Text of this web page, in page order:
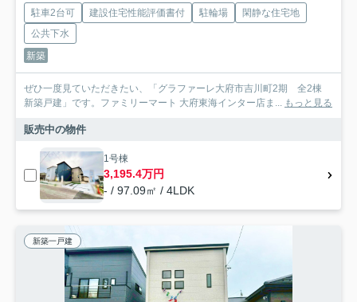
駐車2台可 建設住宅性能評価書付 駐輪場
閑静な住宅地
公共下水
新築
ぜひ一度見ていただきたい、「グラファーレ大府市吉川町2期 全2棟
新築戸建」です。ファミリーマート 大府東海インター店ま... もっと見る
販売中の物件
1号棟
3,195.4万円
- / 97.09㎡ / 4LDK
新築一戸建